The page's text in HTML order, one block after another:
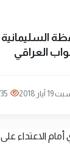
السليمانية
العراقي
آيار 2018